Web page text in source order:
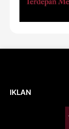
IKLAN